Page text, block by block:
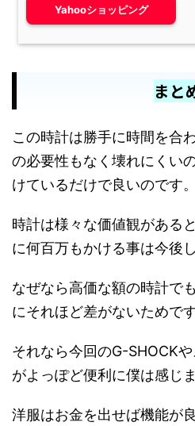
Yahooショッピング
まと
この時計は勝手に時間を合
の必要性もなく壊れにくい
けているだけで良いのです。
時計は様々な価値観がある
に何百万もかける事は今後
なぜなら高価な額の時計で
にそれほど差がないためです
それなら今回のG-SHOCK
がよっぽど便利に僕は感じま
洋服はお金を出せば機能が